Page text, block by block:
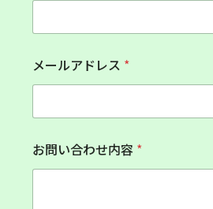
メールアドレス *
お問い合わせ内容 *